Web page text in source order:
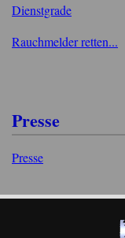
Dienstgrade
Rauchmelder retten...
Presse
Presse